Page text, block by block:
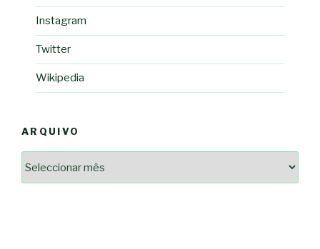
Instagram
Twitter
Wikipedia
ARQUIVO